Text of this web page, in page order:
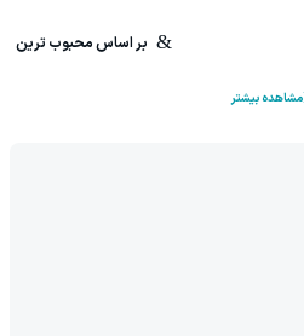
بر اساس محبوب ترین
مشاهده بیشتر